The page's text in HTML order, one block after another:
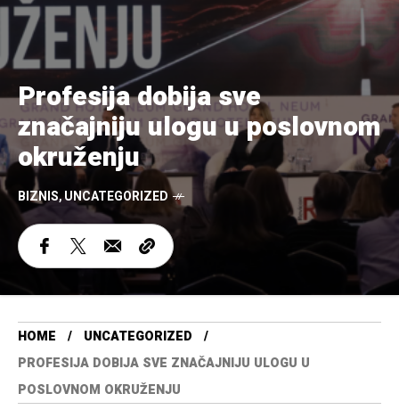
Profesija dobija sve
značajniju ulogu u poslovnom
okruženju
BIZNIS,UNCATEGORIZED
HOME
UNCATEGORIZED
PROFESIJA DOBIJA SVE ZNAČAJNIJU ULOGU U
POSLOVNOM OKRUŽENJU